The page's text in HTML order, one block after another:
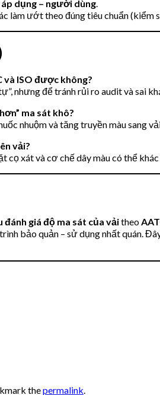
dụng – người dùng.
làm ướt theo đúng tiêu chuẩn (kiểm
và ISO được không?
nhưng để tránh rủi ro audit và sai
ma sát khô?
nhuộm và tăng truyền màu sang
vải?
cọ xát và cơ chế dây màu có thể
đánh giá độ ma sát của vảitheo
trình bảo quản – sử dụng nhất quán.
thepermalink